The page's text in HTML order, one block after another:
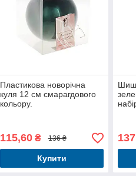
Пластикова новорічна
куля 12 см смарагдового
кольору.
115,60₴ 136 ₴
Купити